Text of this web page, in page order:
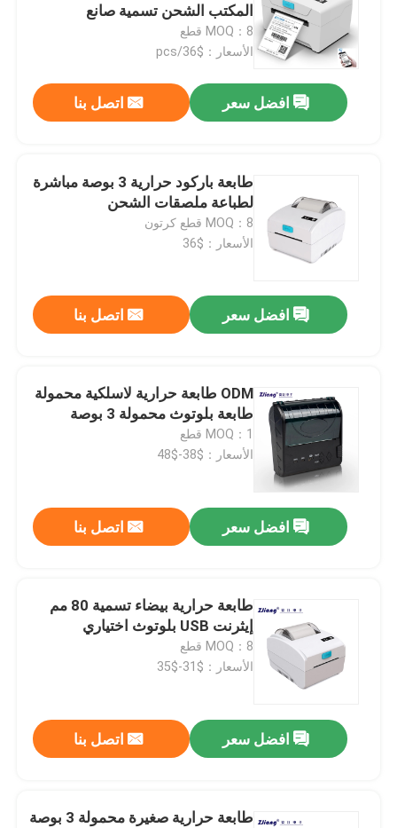
المكتب الشحن تسمية صانع
MOQ：8 قطع
الأسعار：$36/pcs
افضل سعر اتصل بنا
طابعة باركود حرارية 3 بوصة مباشرة
لطباعة ملصقات الشحن
MOQ：8 قطع كرتون
الأسعار：$36
افضل سعر اتصل بنا
ODM طابعة حرارية لاسلكية محمولة
طابعة بلوتوث محمولة 3 بوصة
MOQ：1 قطع
الأسعار：$38-$48
افضل سعر اتصل بنا
طابعة حرارية بيضاء تسمية 80 مم
إيثرنت USB بلوتوث اختياري
MOQ：8 قطع
الأسعار：$31-$35
افضل سعر اتصل بنا
طابعة حرارية صغيرة محمولة 3 بوصة